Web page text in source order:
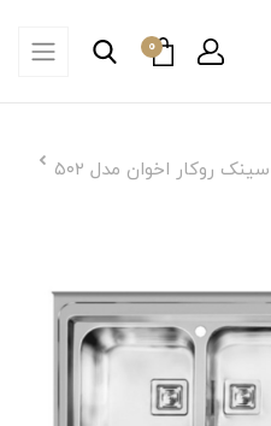
0
سینک روکار اخوان مدل ۵۰۲